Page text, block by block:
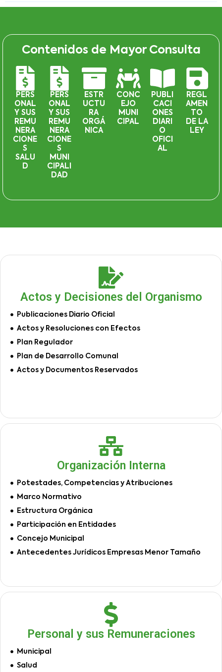
Contenidos de Mayor Consulta
PERS
ONAL
Y SUS
REMU
NERA
CIONE
S
SALU
D
PERS
ONAL
Y SUS
REMU
NERA
CIONE
S
MUNI
CIPALI
DAD
ESTR
UCTU
RA
ORGÁ
NICA
CONC
EJO
MUNI
CIPAL
PUBLI
CACI
ONES
DIARI
O
OFICI
AL
REGL
AMEN
TO
DE LA
LEY
Actos y Decisiones del Organismo
Publicaciones Diario Oficial
Actos y Resoluciones con Efectos
Plan Regulador
Plan de Desarrollo Comunal
Actos y Documentos Reservados
Organización Interna
Potestades, Competencias y Atribuciones
Marco Normativo
Estructura Orgánica
Participación en Entidades
Concejo Municipal
Antecedentes Jurídicos Empresas Menor Tamaño
Personal y sus Remuneraciones
Municipal
Salud